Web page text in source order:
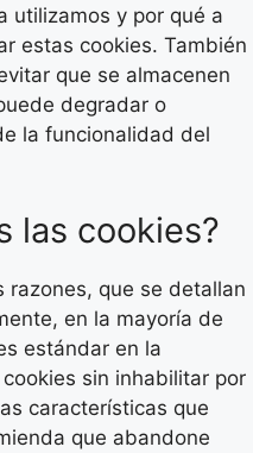
utilizamos y por qué a
estas cookies. También
que se almacenen
degradar o
la funcionalidad del
las cookies?
razones, que se detallan
en la mayoría de
estándar en la
sin inhabilitar por
características que
que abandone